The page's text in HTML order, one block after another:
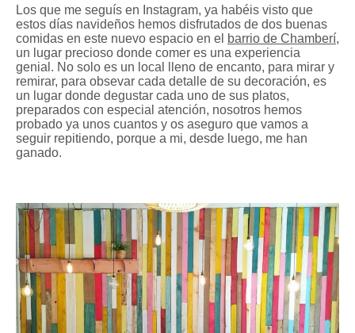
Los que me seguís en Instagram, ya habéis visto que
estos días navideños hemos disfrutados de dos buenas
comidas en este nuevo espacio en el barrio de Chamberí,
un lugar precioso donde comer es una experiencia
genial. No solo es un local lleno de encanto, para mirar y
remirar, para obsevar cada detalle de su decoración, es
un lugar donde degustar cada uno de sus platos,
preparados con especial atención, nosotros hemos
probado ya unos cuantos y os aseguro que vamos a
seguir repitiendo, porque a mi, desde luego, me han
ganado.